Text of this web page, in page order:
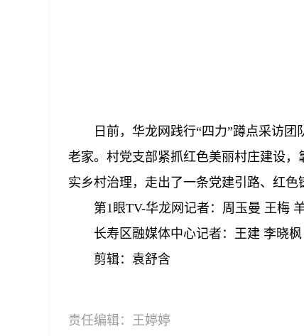
日前，华龙网践行“四力”蹲点采访
老家。村党支部紧抓红色美丽村庄建设
实乡村治理，走出了一条党建引路、红色
第1眼TV-华龙网记者：周玉曼 王梅
长寿区融媒体中心记者：王建 李晓
剪辑：袁舒含
责任编辑： 王婷婷